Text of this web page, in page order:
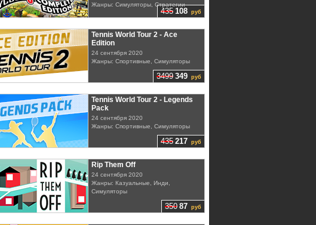
435 108 руб
Жанры: Симуляторы, Стратегии
3499 349 руб
Tennis World Tour 2 - Ace
Edition
24 сентября 2020
Жанры: Спортивные, Симуляторы
435 217 руб
Tennis World Tour 2 - Legends
Pack
24 сентября 2020
Жанры: Спортивные, Симуляторы
350 87 руб
Rip Them Off
24 сентября 2020
Жанры: Казуальные, Инди,
Симуляторы